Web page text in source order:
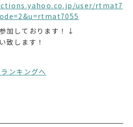
user/rtmat7
加しております！↓
致します！
ンキングへ